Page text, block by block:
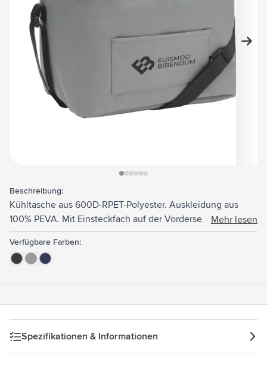
Beschreibung:
Kühltasche aus 600D-RPET-Polyester. Auskleidung aus
100% PEVA. Mit Einsteckfach auf der Vorderseite und
verstellbarem Trageriemen aus Polyester. GRS-zertifiziert.
Gesamtes recyceltes Material: 51%. Fassungsvermögen ca.
7,5 Liter.
Mehr lesen
Verfügbare Farben:
Spezifikationen & Informationen